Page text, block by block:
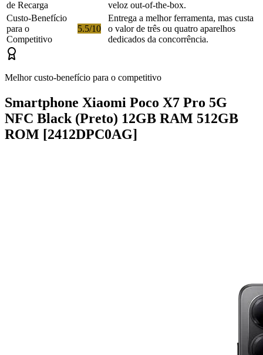
de Recarga
veloz out-of-the-box.
Custo-Benefício
para o
Competitivo
5.5/10
Entrega a melhor ferramenta, mas custa
o valor de três ou quatro aparelhos
dedicados da concorrência.
Melhor custo-benefício para o competitivo
Smartphone Xiaomi Poco X7 Pro 5G
NFC Black (Preto) 12GB RAM 512GB
ROM [2412DPC0AG]